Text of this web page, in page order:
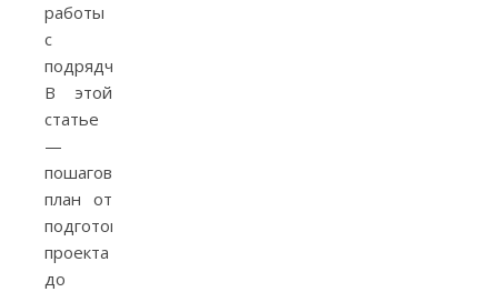
работы
с
подрядчиками.
В этой
статье
—
пошаговый
план от
подготовки
проекта
до